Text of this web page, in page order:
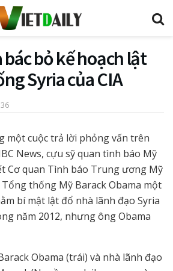
bác bỏ kế hoạch lật
Syria của CIA
một cuộc trả lời phỏng vấn trên
News, cựu sỹ quan tình báo Mỹ
Cơ quan Tình báo Trung ương Mỹ
Tổng thống Mỹ Barack Obama một
bí mật lật đổ nhà lãnh đạo Syria
năm 2012, nhưng ông Obama